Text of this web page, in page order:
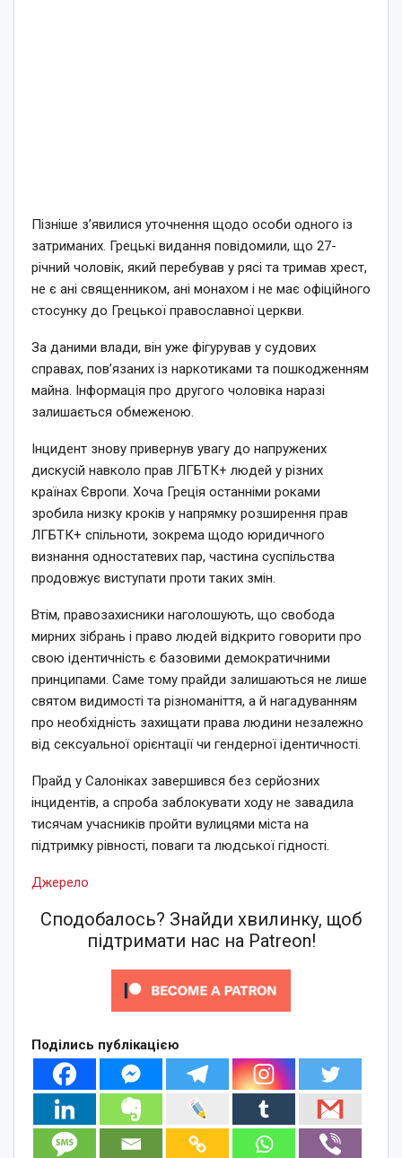
Пізніше з’явилися уточнення щодо особи одного із
затриманих. Грецькі видання повідомили, що 27-
річний чоловік, який перебував у рясі та тримав хрест,
не є ані священником, ані монахом і не має офіційного
стосунку до Грецької православної церкви.
За даними влади, він уже фігурував у судових
справах, пов’язаних із наркотиками та пошкодженням
майна. Інформація про другого чоловіка наразі
залишається обмеженою.
Інцидент знову привернув увагу до напружених
дискусій навколо прав ЛГБТК+ людей у різних
країнах Європи. Хоча Греція останніми роками
зробила низку кроків у напрямку розширення прав
ЛГБТК+ спільноти, зокрема щодо юридичного
визнання одностатевих пар, частина суспільства
продовжує виступати проти таких змін.
Втім, правозахисники наголошують, що свобода
мирних зібрань і право людей відкрито говорити про
свою ідентичність є базовими демократичними
принципами. Саме тому прайди залишаються не лише
святом видимості та різноманіття, а й нагадуванням
про необхідність захищати права людини незалежно
від сексуальної орієнтації чи гендерної ідентичності.
Прайд у Салоніках завершився без серйозних
інцидентів, а спроба заблокувати ходу не завадила
тисячам учасників пройти вулицями міста на
підтримку рівності, поваги та людської гідності.
Джерело
Сподобалось? Знайди хвилинку, щоб
підтримати нас на Patreon!
Поділись публікацією